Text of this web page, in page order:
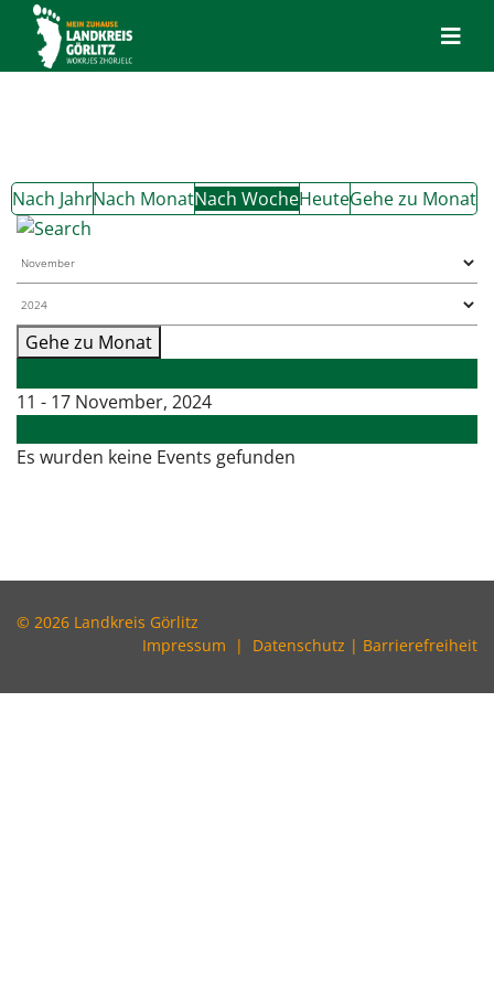
Nach JahrNach MonatNach WocheHeuteGehe zu Monat
Gehe zu Monat
11 - 17 November, 2024
Es wurden keine Events gefunden
© 2026 Landkreis Görlitz
Impressum | Datenschutz | Barrierefreiheit